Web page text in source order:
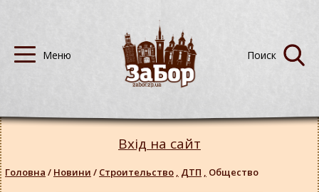
Вхід на сайт
Головна / Новини / Строительство , ДТП , Общество